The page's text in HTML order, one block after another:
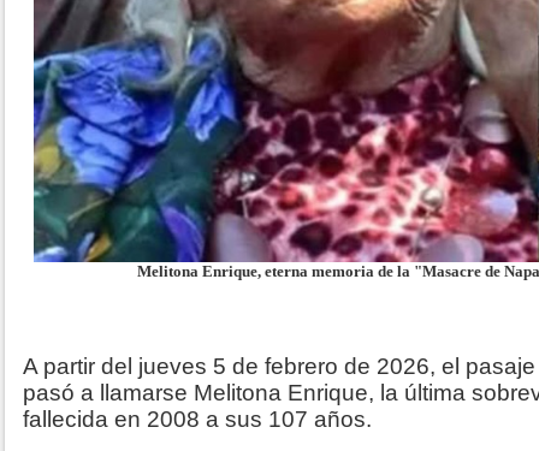
Melitona Enrique, eterna memoria de la "Masacre de
A partir del jueves 5 de febrero de 2026, el
pasó a llamarse Melitona Enrique, la última
fallecida en 2008 a sus 107 años.